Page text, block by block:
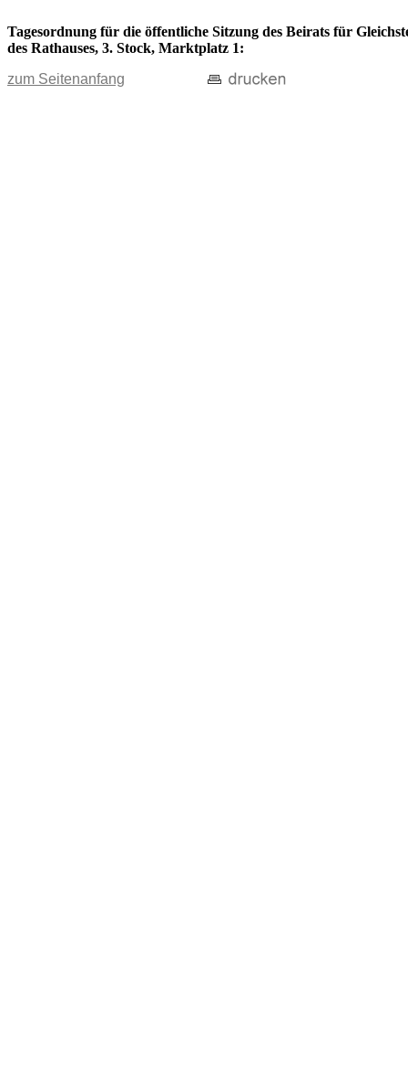
Tagesordnung für die öffentliche Sitzung des Beirats für
des Rathauses, 3. Stock, Marktplatz 1:
zum Seitenanfang